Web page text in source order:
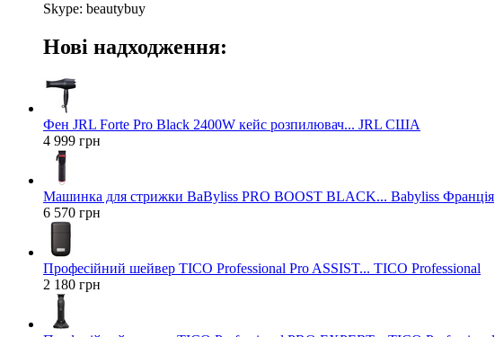
Skype: beautybuy
Нові надходження:
Фен JRL Forte Pro Black 2400W кейс розпилювач... JRL США
4 999 грн
Машинка для стрижки BaByliss PRO BOOST BLACK... Babyliss Франція
6 570 грн
Професійний шейвер TICO Professional Pro ASSIST... TICO Professional
2 180 грн